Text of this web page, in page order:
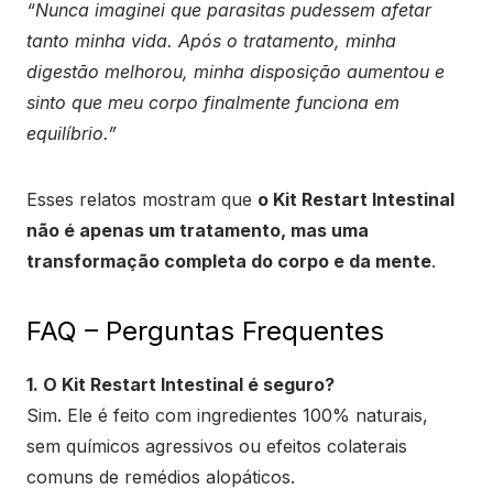
“Nunca imaginei que parasitas pudessem afetar
tanto minha vida. Após o tratamento, minha
digestão melhorou, minha disposição aumentou e
sinto que meu corpo finalmente funciona em
equilíbrio.”
Esses relatos mostram que o Kit Restart Intestinal
não é apenas um tratamento, mas uma
transformação completa do corpo e da mente.
FAQ – Perguntas Frequentes
1. O Kit Restart Intestinal é seguro?
Sim. Ele é feito com ingredientes 100% naturais,
sem químicos agressivos ou efeitos colaterais
comuns de remédios alopáticos.